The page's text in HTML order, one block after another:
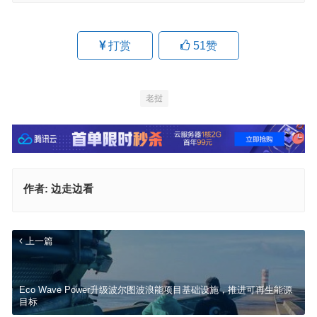
打赏 51赞
老挝
作者: 边走边看
上一篇
Eco Wave Power升级波尔图波浪能项目基础设施，推进可再生能源
目标